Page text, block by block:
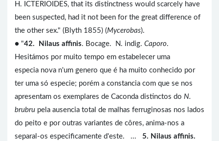
H. ICTERIOIDES, that its distinctness would scarcely have
been suspected, had it not been for the great difference of
the other sex." (Blyth 1855) (Mycerobas).
● "42. Nilaus affinis. Bocage. N. indig. Caporo.
Hesitámos por muito tempo em estabelecer uma
especia nova n'um genero que é ha muito conhecido por
ter uma só especie; porém a constancia com que se nos
apresentam os exemplares de Caconda distinctos do N.
brubru pela ausencia total de malhas ferruginosas nos lados
do peito e por outras variantes de côres, anima-nos a
separal-os especificamente d'este. ... 5. Nilaus affinis.